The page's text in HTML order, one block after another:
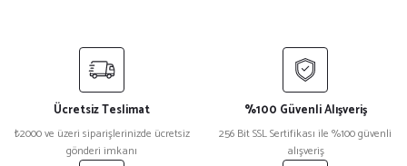
Ücretsiz Teslimat
₺2000 ve üzeri siparişlerinizde ücretsiz
gönderi imkanı
%100 Güvenli Alışveriş
256 Bit SSL Sertifikası ile %100 güvenli
alışveriş